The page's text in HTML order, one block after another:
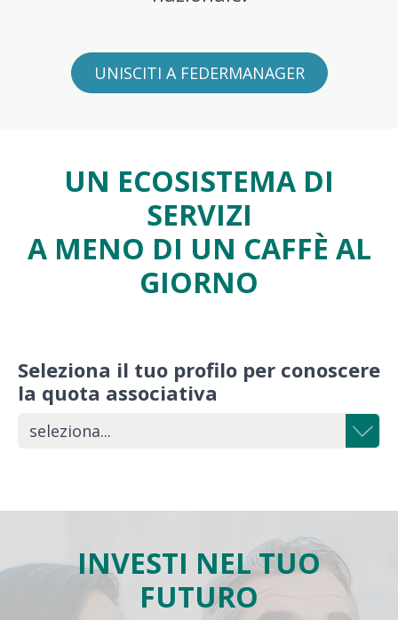
UNISCITI A FEDERMANAGER
UN ECOSISTEMA DI
SERVIZI
A MENO DI UN CAFFÈ AL
GIORNO
Seleziona il tuo profilo per conoscere
la quota associativa
INVESTI NEL TUO
FUTURO